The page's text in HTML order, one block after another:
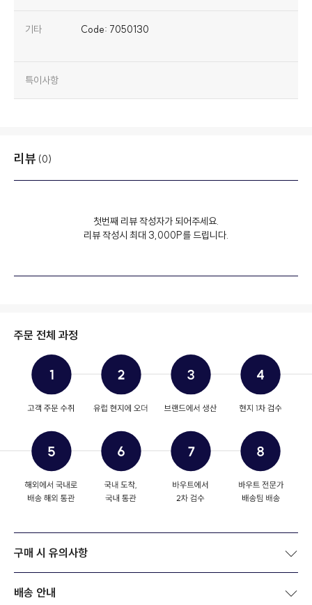
기타 Code: 7050130
특이사항
리뷰 (0)
첫번째 리뷰 작성자가 되어주세요.
리뷰 작성시 최대 3,000P를 드립니다.
주문 전체 과정
구매 시 유의사항
배송 안내